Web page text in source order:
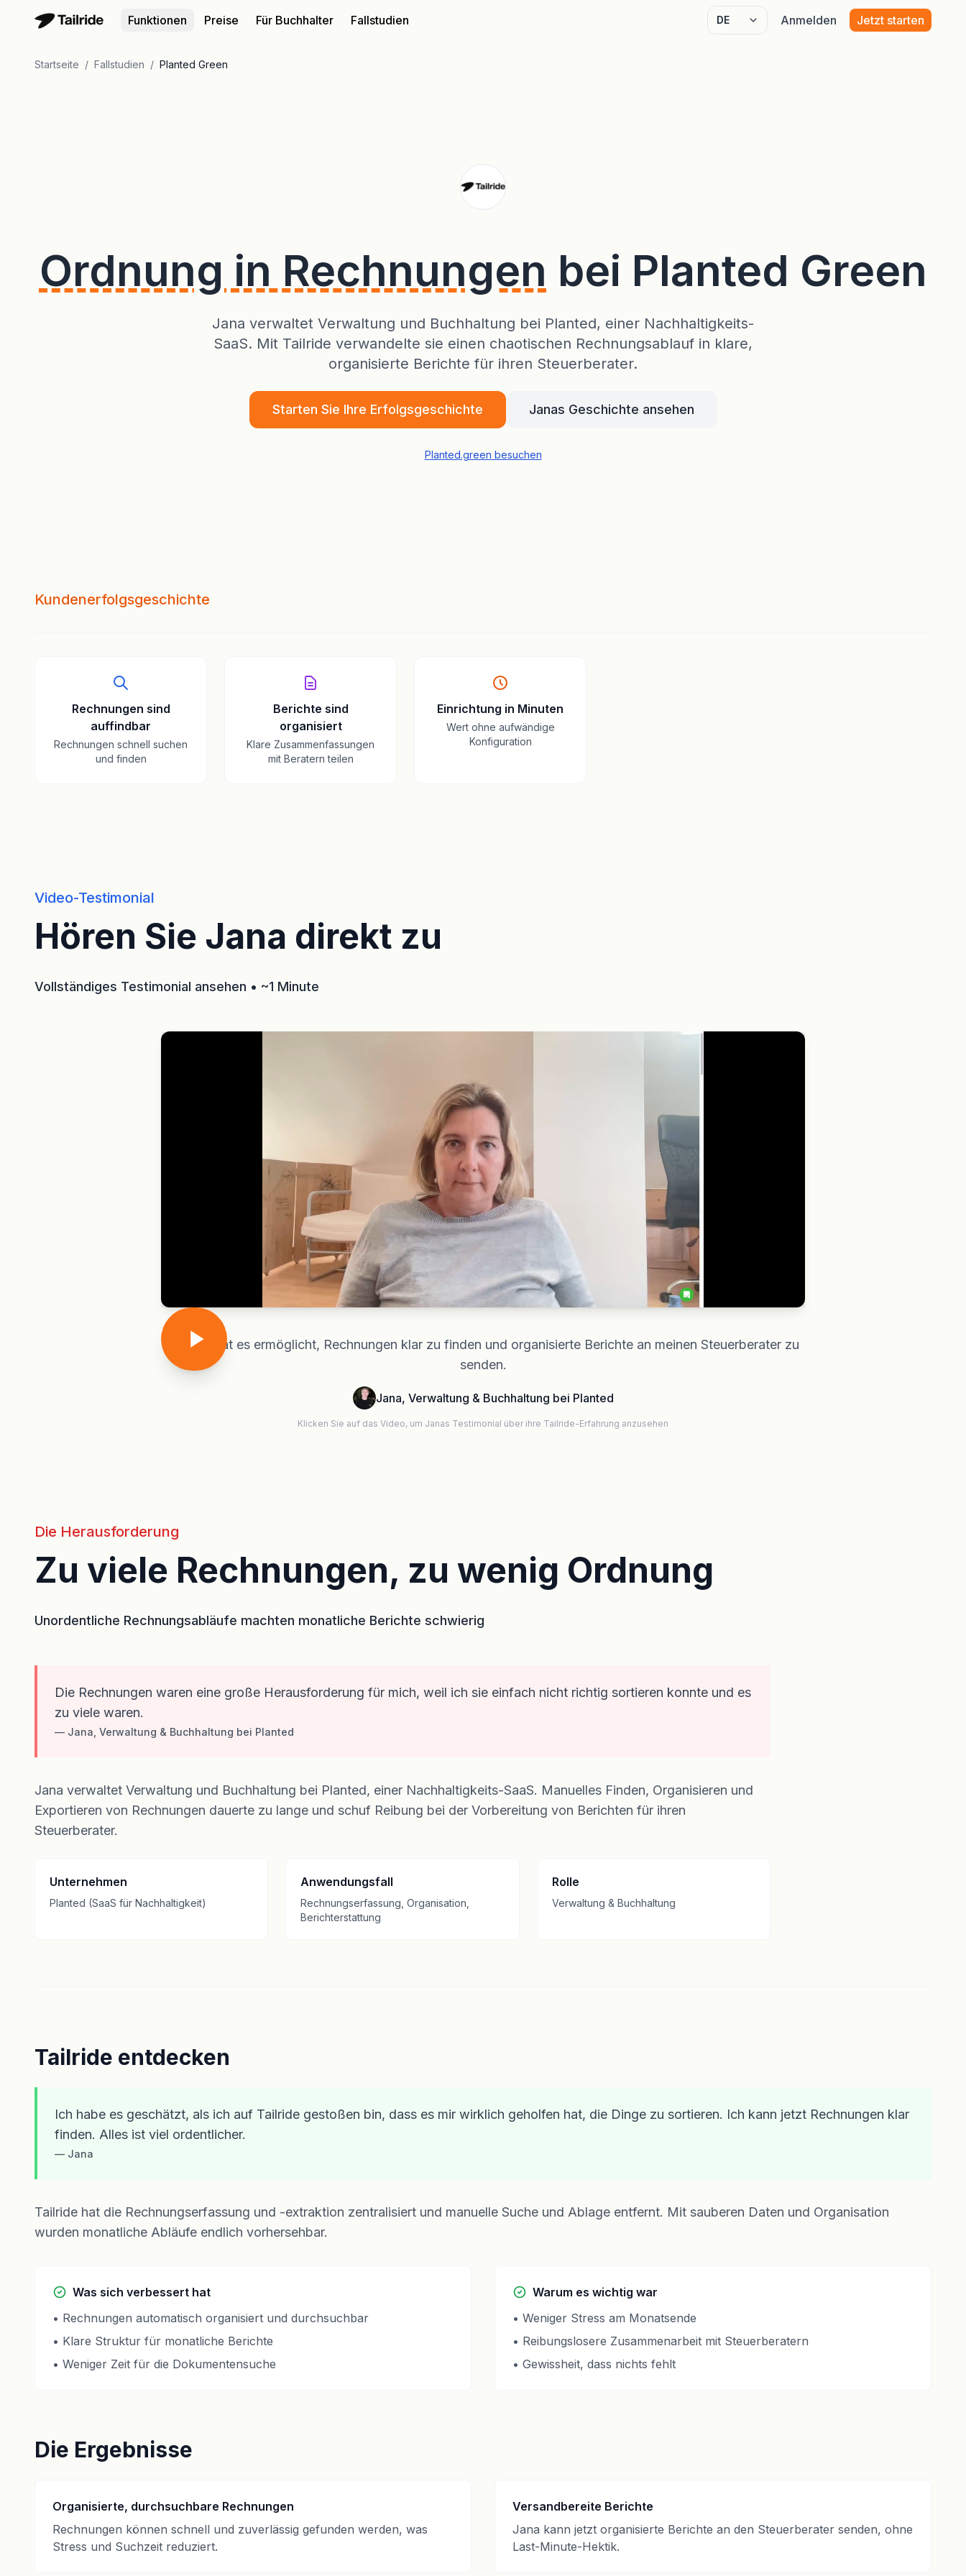
Funktionen Preise Für Buchhalter Fallstudien
Select language
Anmelden Jetzt starten
Startseite / Fallstudien / Planted Green
Ordnung in Rechnungen bei Planted Green
Jana verwaltet Verwaltung und Buchhaltung bei Planted, einer Nachhaltigkeits-
SaaS. Mit Tailride verwandelte sie einen chaotischen Rechnungsablauf in klare,
organisierte Berichte für ihren Steuerberater.
Starten Sie Ihre Erfolgsgeschichte Janas Geschichte ansehen
Planted.green besuchen
Kundenerfolgsgeschichte
Rechnungen sind
auffindbar
Rechnungen schnell suchen
und finden
Berichte sind
organisiert
Klare Zusammenfassungen
mit Beratern teilen
Einrichtung in Minuten
Wert ohne aufwändige
Konfiguration
Video-Testimonial
Hören Sie Jana direkt zu
Vollständiges Testimonial ansehen • ~1 Minute
Tailride hat es ermöglicht, Rechnungen klar zu finden und organisierte Berichte an meinen Steuerberater zu
senden.
Jana, Verwaltung & Buchhaltung bei Planted
Klicken Sie auf das Video, um Janas Testimonial über ihre Tailride-Erfahrung anzusehen
Die Herausforderung
Zu viele Rechnungen, zu wenig Ordnung
Unordentliche Rechnungsabläufe machten monatliche Berichte schwierig
Die Rechnungen waren eine große Herausforderung für mich, weil ich sie einfach nicht richtig sortieren konnte und es
zu viele waren.
— Jana, Verwaltung & Buchhaltung bei Planted
Jana verwaltet Verwaltung und Buchhaltung bei Planted, einer Nachhaltigkeits-SaaS. Manuelles Finden, Organisieren und
Exportieren von Rechnungen dauerte zu lange und schuf Reibung bei der Vorbereitung von Berichten für ihren
Steuerberater.
Unternehmen
Planted (SaaS für Nachhaltigkeit)
Anwendungsfall
Rechnungserfassung, Organisation,
Berichterstattung
Rolle
Verwaltung & Buchhaltung
Tailride entdecken
Ich habe es geschätzt, als ich auf Tailride gestoßen bin, dass es mir wirklich geholfen hat, die Dinge zu sortieren. Ich kann jetzt Rechnungen klar
finden. Alles ist viel ordentlicher.
— Jana
Tailride hat die Rechnungserfassung und -extraktion zentralisiert und manuelle Suche und Ablage entfernt. Mit sauberen Daten und Organisation
wurden monatliche Abläufe endlich vorhersehbar.
Was sich verbessert hat
• Rechnungen automatisch organisiert und durchsuchbar
• Klare Struktur für monatliche Berichte
• Weniger Zeit für die Dokumentensuche
Warum es wichtig war
• Weniger Stress am Monatsende
• Reibungslosere Zusammenarbeit mit Steuerberatern
• Gewissheit, dass nichts fehlt
Die Ergebnisse
Organisierte, durchsuchbare Rechnungen
Rechnungen können schnell und zuverlässig gefunden werden, was
Stress und Suchzeit reduziert.
Versandbereite Berichte
Jana kann jetzt organisierte Berichte an den Steuerberater senden, ohne
Last-Minute-Hektik.